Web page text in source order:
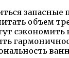
запасные
объем
сэкономить